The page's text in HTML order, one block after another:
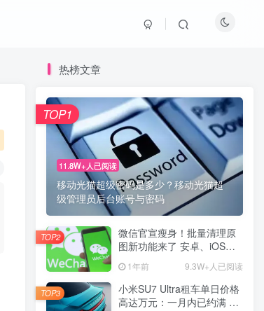
热榜文章
11.8W+人已阅读
移动光猫超级密码是多少？移动光猫超
级管理员后台账号与密码
TOP1
微信官宣瘦身！批量清理原
图新功能来了 安卓、iOS均
1年前 9.3W+人已阅读
TOP2
小米SU7 Ultra租车单日价格
高达万元：一月内已约满 预
TOP3